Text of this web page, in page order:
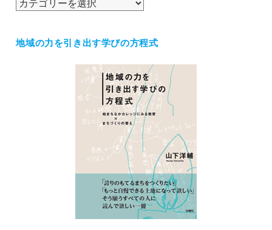
リ
地域の力を引き出す学びの方程式